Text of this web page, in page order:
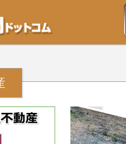
不動産や開発等の「業者」が物件を買い
をご検討中の方はお気軽にご相談くだ